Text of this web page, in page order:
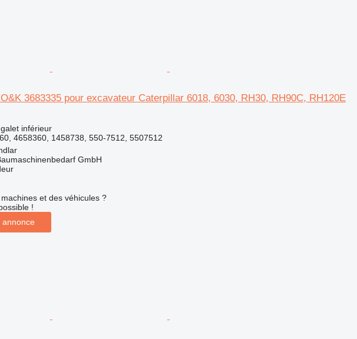
3683335 pour excavateur Caterpillar 6018, 6030, RH30, RH90C, RH120E
inférieur
4658360, 1458738, 550-7512, 5507512
GmbH
et des véhicules ?
!
annonce